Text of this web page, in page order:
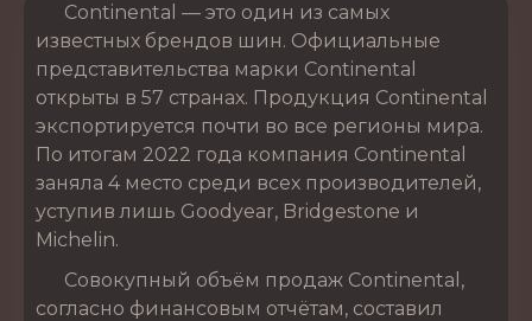
Continental — это один из самых
известных брендов шин. Официальные
представительства марки Continental
открыты в 57 странах. Продукция Continental
экспортируется почти во все регионы мира.
По итогам 2022 года компания Continental
заняла 4 место среди всех производителей,
уступив лишь Goodyear, Bridgestone и
Michelin.
Совокупный объём продаж Continental,
согласно финансовым отчётам, составил